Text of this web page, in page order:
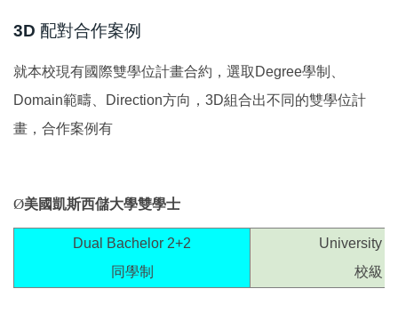
3D 配對合作案例
就本校現有國際雙學位計畫合約，選取Degree學制、
Domain範疇、Direction方向，3D組合出不同的雙學位計
畫，合作案例有
Ø美國凱斯西儲大學雙學士
Dual Bachelor 2+2
同學制
University
校級